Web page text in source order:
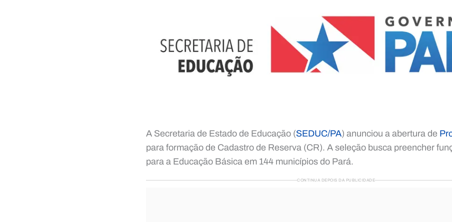
A Secretaria de Estado de Educação (SEDUC/PA) anunciou a abertura de
para formação de Cadastro de Reserva (CR). A seleção busca preencher
para a Educação Básica em 144 municípios do Pará.
CONTINUA DEPOIS DA PUBLICIDADE